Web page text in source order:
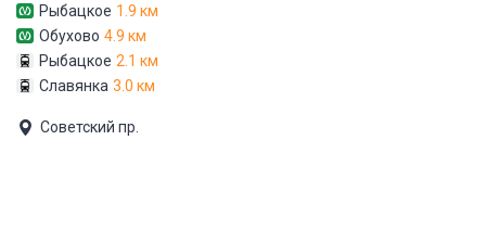
Рыбацкое 1.9 км
Обухово 4.9 км
Рыбацкое 2.1 км
Славянка 3.0 км
Советский пр.